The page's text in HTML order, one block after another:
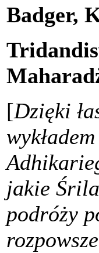
Badger,
[Dzięki
jakie
podróży